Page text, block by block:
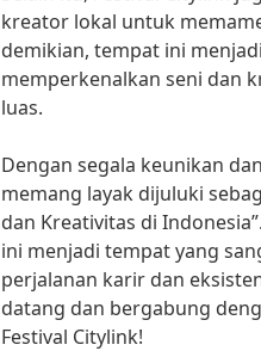
kreator lokal untuk
demikian, tempat ini
memperkenalkan seni dan
luas.
Dengan segala keunikan
memang layak dijuluki
dan Kreativitas di
ini menjadi tempat yang
perjalanan karir dan
datang dan bergabung
Festival Citylink!